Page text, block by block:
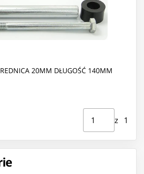
20MM DŁUGOŚĆ 140MM
Strona ⁨1⁩ z ⁨1⁩
z ⁨1⁩
Przejdź do strony